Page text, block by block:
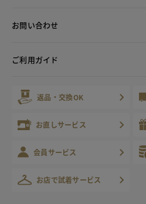
お問い合わせ
ご利用ガイド
返品・交換OK
お直しサービス
会員サービス
お店で試着サービス